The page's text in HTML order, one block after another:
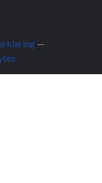
—